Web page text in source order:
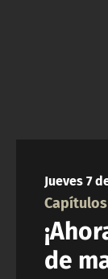
Jueves 7
Capítulos
de